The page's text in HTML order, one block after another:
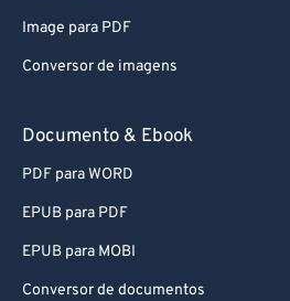
Image para PDF
Conversor de imagens
Documento & Ebook
PDF para WORD
EPUB para PDF
EPUB para MOBI
Conversor de documentos